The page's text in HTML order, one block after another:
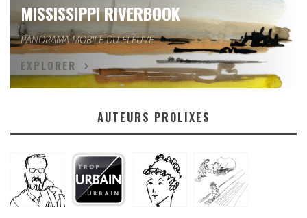
MISSISSIPPI RIVERBOOK
PANORAMA MOBILE DU FLEUVE
EXPLORER
AUTEURS PROLIXES